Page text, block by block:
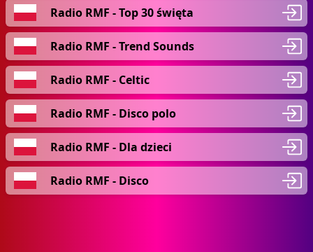
Radio RMF - Top 30 święta
Radio RMF - Trend Sounds
Radio RMF - Celtic
Radio RMF - Disco polo
Radio RMF - Dla dzieci
Radio RMF - Disco